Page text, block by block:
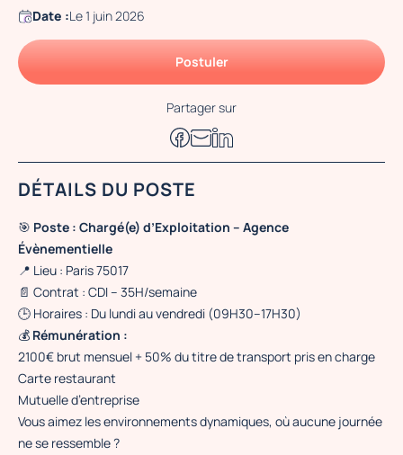
Date :Le 1 juin 2026
Postuler
Partager sur
DÉTAILS DU POSTE
🎯 Poste : Chargé(e) d’Exploitation – Agence
Évènementielle
📍 Lieu : Paris 75017
📄 Contrat : CDI – 35H/semaine
🕒 Horaires : Du lundi au vendredi (09H30–17H30)
💰 Rémunération :
2100€ brut mensuel + 50% du titre de transport pris en charge
Carte restaurant
Mutuelle d’entreprise
Vous aimez les environnements dynamiques, où aucune journée
ne se ressemble ?